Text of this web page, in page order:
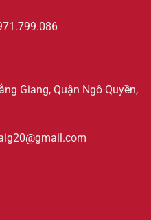
Giang, Quận Ngô Quyền,